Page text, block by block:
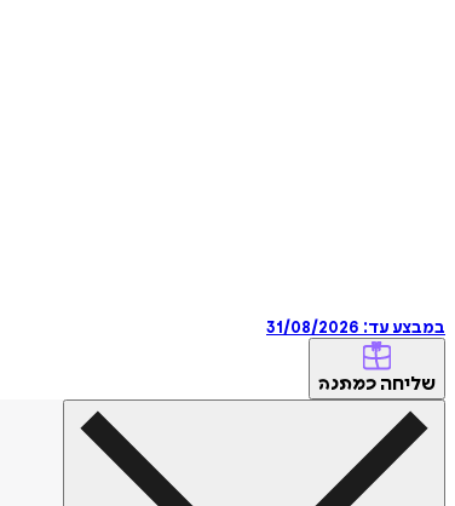
במבצע עד: 31/08/2026
שליחה כמתנה